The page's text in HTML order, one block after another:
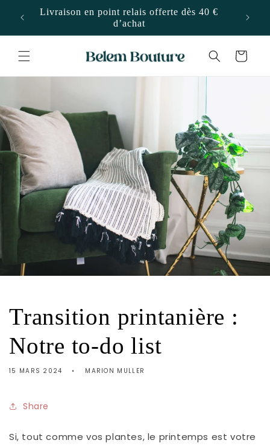
PASSER
AU
CONTENU
Livraison en point relais offerte dès 40 €
d’achat
Panier
Transition printanière :
Notre to-do list
15 MARS 2024 MARION MULLER
Share
Si, tout comme vos plantes, le printemps est votre